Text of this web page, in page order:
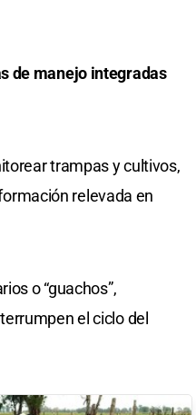
de manejo integradas
trampas y cultivos,
relevada en
o “guachos”,
el ciclo del